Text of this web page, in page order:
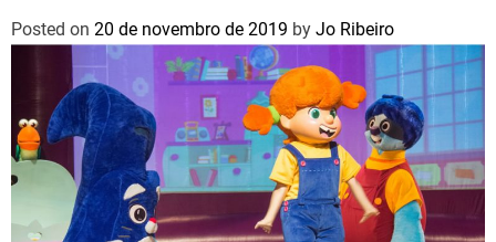
Posted on 20 de novembro de 2019 by Jo Ribeiro